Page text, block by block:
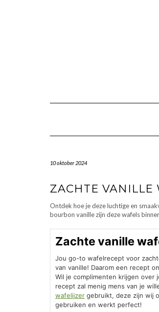
10 oktober 2024
ZACHTE VANILLE
Ontdek hoe je deze luchtige en
bourbon vanille zijn deze wafels
Zachte vanille
Jou go-to wafelrecept voor
van vanille! Daarom een recept
Wil je complimenten krijgen over
recept zal menig mens van je
wafelijzer gebruikt, deze zijn wij
gebruiken en werkt perfect!